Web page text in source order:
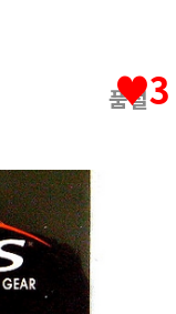
품절
♥3